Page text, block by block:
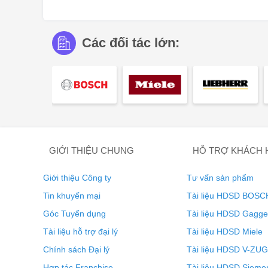
Đừng để nút bần của bạn bị vỡ vụn. Với
Vinidor theo hai mức: “Độ ẩm chuẩn” và “Độ ẩm
UVProtect Plus
Các đối tác lớn:
GIỚI THIỆU CHUNG
Giới thiệu Công ty
Tin khuyến mại
Góc Tuyển dụng
Tài liệu hỗ trợ đại lý
Chính sách Đại lý
HỖ TRỢ KHÁCH
Tư vấn sản phẩm
Tài liệu HDSD
Tài liệu HDSD
Tài liệu HDSD Miele
Tài liệu HDSD V-ZUG